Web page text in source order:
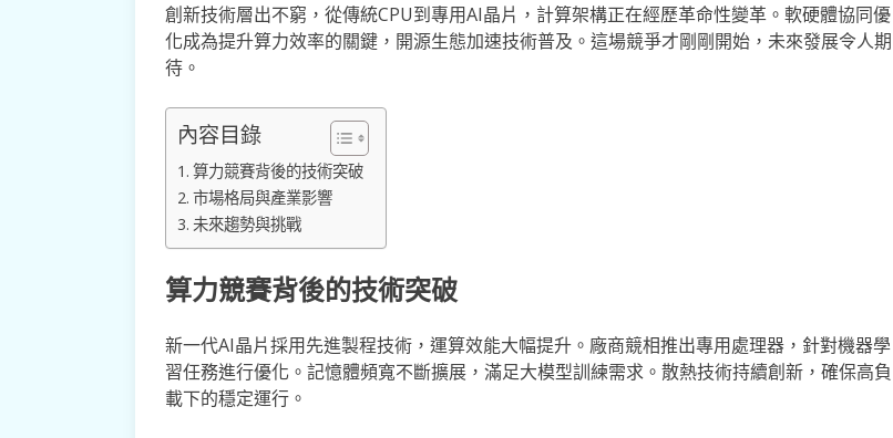
創新技術層出不窮，從傳統CPU到專用AI晶片，計算架構正在經歷革命性變革。軟硬體協同優
化成為提升算力效率的關鍵，開源生態加速技術普及。這場競爭才剛剛開始，未來發展令人期
待。
內容目錄
算力競賽背後的技術突破
市場格局與產業影響
未來趨勢與挑戰
算力競賽背後的技術突破
新一代AI晶片採用先進製程技術，運算效能大幅提升。廠商競相推出專用處理器，針對機器學
習任務進行優化。記憶體頻寬不斷擴展，滿足大模型訓練需求。散熱技術持續創新，確保高負
載下的穩定運行。